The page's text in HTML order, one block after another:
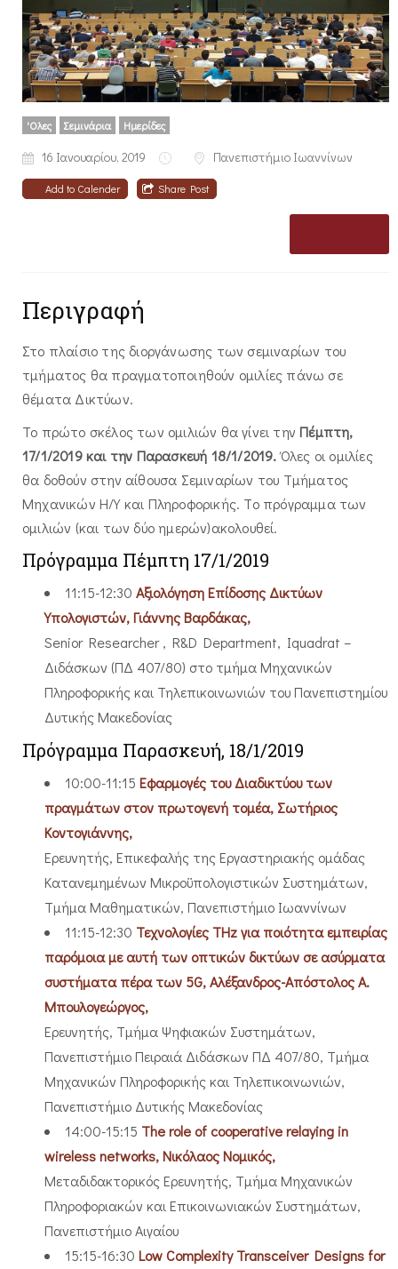
'Oλες Σεμινάρια Ημερίδες
16 Ιανουαρίου, 2019 Πανεπιστήμιο Ιωαννίνων
Add to Calender Share Post
Περιγραφή
Στο πλαίσιο της διοργάνωσης των σεμιναρίων του
τμήματος θα πραγματοποιηθούν ομιλίες πάνω σε
θέματα Δικτύων.
Το πρώτο σκέλος των ομιλιών θα γίνει τηνΠέμπτη,
17/1/2019 και την Παρασκευή 18/1/2019.Όλες οι ομιλίες
θα δοθούν στην αίθουσα Σεμιναρίων του Τμήματος
Μηχανικών Η/Υ και Πληροφορικής. Το πρόγραμμα των
ομιλιών (και των δύο ημερών)ακολουθεί.
Πρόγραμμα Πέμπτη 17/1/2019
11:15-12:30 Αξιολόγηση Επίδοσης Δικτύων
Υπολογιστών, Γιάννης Βαρδάκας,
Senior Researcher , R&D Department, Iquadrat –
Διδάσκων (ΠΔ 407/80) στο τμήμα Μηχανικών
Πληροφορικής και Τηλεπικοινωνιών του Πανεπιστημίου
Δυτικής Μακεδονίας
Πρόγραμμα Παρασκευή, 18/1/2019
10:00-11:15 Εφαρμογές του Διαδικτύου των
πραγμάτων στον πρωτογενή τομέα, Σωτήριος
Κοντογιάννης,
Ερευνητής, Eπικεφαλής της Εργαστηριακής ομάδας
Κατανεμημένων Μικροϋπολογιστικών Συστημάτων,
Τμήμα Μαθηματικών, Πανεπιστήμιο Ιωαννίνων
11:15-12:30 Τεχνολογίες THz για ποιότητα εμπειρίας
παρόμοια με αυτή των οπτικών δικτύων σε ασύρματα
συστήματα πέρα των 5G, Αλέξανδρος-Απόστολος Α.
Μπουλογεώργος,
Ερευνητής, Τμήμα Ψηφιακών Συστημάτων,
Πανεπιστήμιο Πειραιά Διδάσκων ΠΔ 407/80, Τμήμα
Μηχανικών Πληροφορικής και Τηλεπικοινωνιών,
Πανεπιστήμιο Δυτικής Μακεδονίας
14:00-15:15 The role of cooperative relaying in
wireless networks, Νικόλαος Νομικός,
Μεταδιδακτορικός Ερευνητής, Τμήμα Μηχανικών
Πληροφοριακών και Επικοινωνιακών Συστημάτων,
Πανεπιστήμιο Αιγαίου
15:15-16:30 Low Complexity Transceiver Designs for